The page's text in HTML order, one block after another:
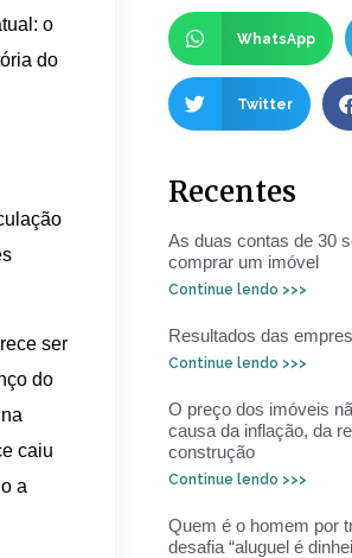
o
do
ser
do
caiu
a
WhatsApp
Twitter
Recentes
As duas contas de 30
comprar um imóvel
Continue lendo >>>
Resultados das
Continue lendo >>>
O preço dos imóveis
causa da inflação, da
construção
Continue lendo >>>
Quem é o homem por
desafia “aluguel é